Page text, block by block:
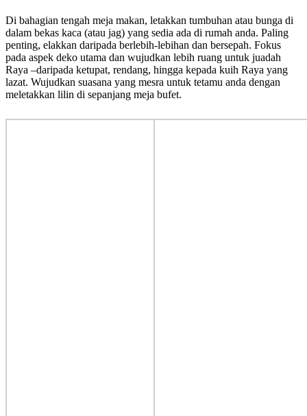
Di bahagian tengah meja makan, letakkan tumbuhan atau bunga di
dalam bekas kaca (atau jag) yang sedia ada di rumah anda. Paling
penting, elakkan daripada berlebih-lebihan dan bersepah. Fokus
pada aspek deko utama dan wujudkan lebih ruang untuk juadah
Raya –daripada ketupat, rendang, hingga kepada kuih Raya yang
lazat. Wujudkan suasana yang mesra untuk tetamu anda dengan
meletakkan lilin di sepanjang meja bufet.